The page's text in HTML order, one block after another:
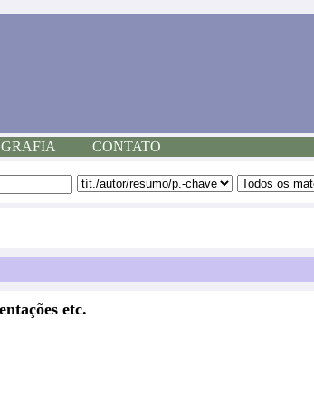
CONTATO
etc.